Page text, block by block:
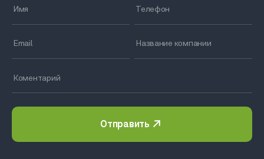
Отправить